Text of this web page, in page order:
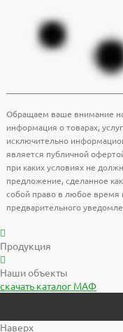
Обращаем ваше внимание на
информация о товарах,
исключительно
является публичной
при каких условиях не
предложение, сделанное
собой право в любое
предварительного
Продукция
Наши объекты
скачать каталог МАФ
Наверх